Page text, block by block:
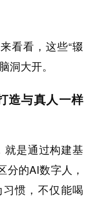
看看，这些“辍
洞大开。
造与真人一样
就是通过构建基
分的AI数字人，
惯，不仅能喝